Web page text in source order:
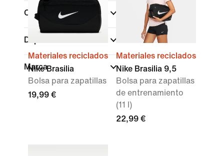
Color
Deportes
Marca
Materiales reciclados
Nike Brasilia
Bolsa para zapatillas
19,99 €
Materiales reciclados
Nike Brasilia 9,5
Bolsa para zapatillas
de entrenamiento
(11 l)
22,99 €